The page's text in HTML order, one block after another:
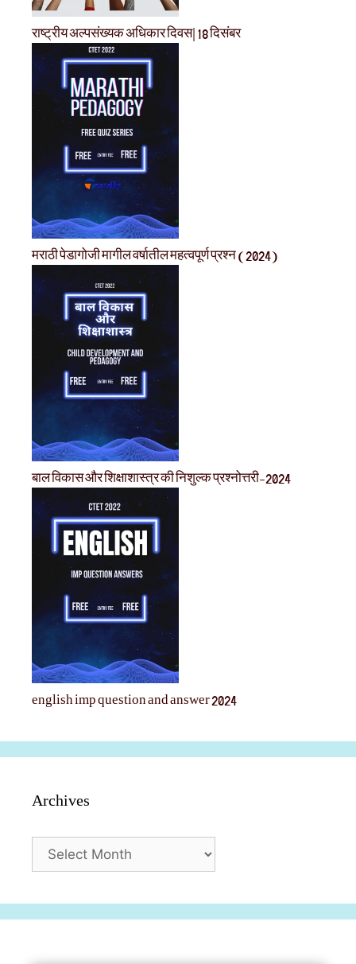
राष्ट्रीय अल्पसंख्यक अधिकार दिवस| 18 दिसंबर
मराठी पेडागोजी मागील वर्षातील महत्वपूर्ण प्रश्न (2024)
बाल विकास और शिक्षाशास्त्र की निशुल्क प्रश्नोत्तरी-2024
english imp question and answer 2024
Archives
Archives